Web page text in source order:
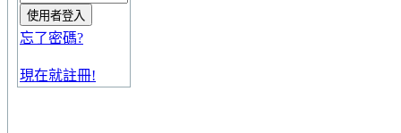
忘了密碼?
現在就註冊!